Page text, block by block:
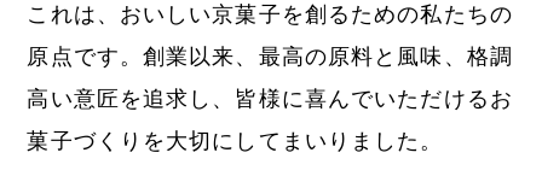
これは、おいしい京菓子を創るための私たちの
原点です。創業以来、最高の原料と風味、格調
高い意匠を追求し、皆様に喜んでいただけるお
菓子づくりを大切にしてまいりました。